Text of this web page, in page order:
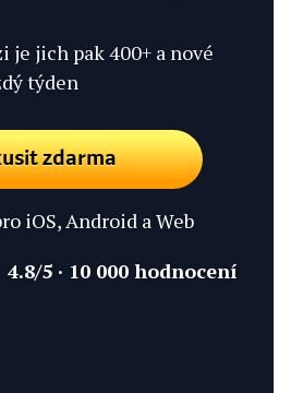
je jich pak 400+ a nové
týden
zdarma
iOS, Android a Web
4.8/5 · 10 000 hodnocení